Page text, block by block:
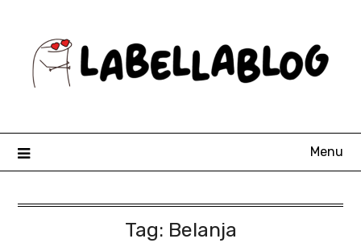
content
Menu
Tag: Belanja